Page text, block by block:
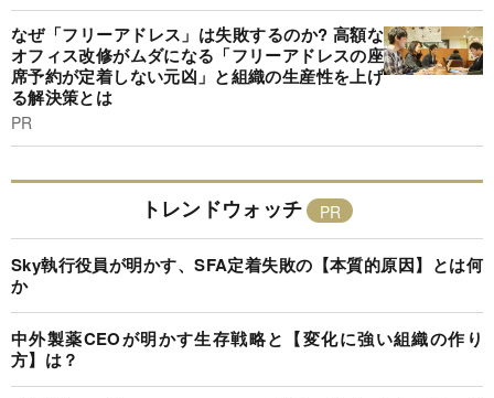
なぜ「フリーアドレス」は失敗するのか? 高額な
オフィス改修がムダになる「フリーアドレスの座
席予約が定着しない元凶」と組織の生産性を上げ
る解決策とは
PR
トレンドウォッチ
Sky執行役員が明かす、SFA定着失敗の【本質的原因】とは何
か
中外製薬CEOが明かす生存戦略と【変化に強い組織の作り
方】は？